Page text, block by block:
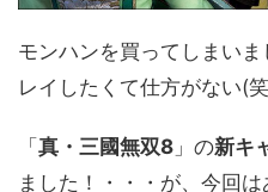
モンハンを買ってしまい
レイしたくて仕方がない(
「真・三國無双8 」の新キ
ました！・・・が、今回